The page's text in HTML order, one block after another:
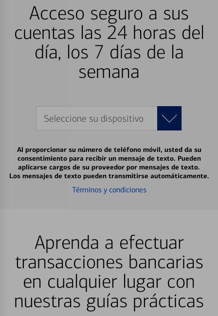
Acceso seguro a sus
cuentas las 24 horas del
día, los 7 días de la
semana
Seleccione su dispositivo
Al proporcionar su número de teléfono móvil, usted da su
consentimiento para recibir un mensaje de texto. Pueden
aplicarse cargos de su proveedor por mensajes de texto.
Los mensajes de texto pueden transmitirse automáticamente.
Términos y condiciones
Aprenda a efectuar
transacciones bancarias
en cualquier lugar con
nuestras guías prácticas